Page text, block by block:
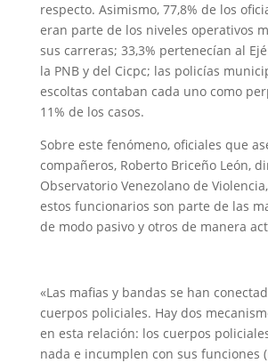
respecto. Asimismo, 77,8% de los
eran parte de los niveles operativos
sus carreras; 33,3% pertenecían al
la PNB y del Cicpc; las policías
escoltas contaban cada uno como
11% de los casos.
Sobre este fenómeno, oficiales que
compañeros, Roberto Briceño León,
Observatorio Venezolano de
estos funcionarios son parte de las
de modo pasivo y otros de manera
«Las mafias y bandas se han
cuerpos policiales. Hay dos
en esta relación: los cuerpos
nada e incumplen con sus funciones